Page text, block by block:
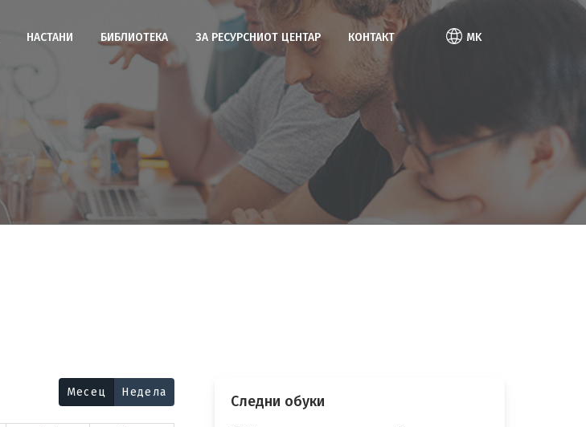
НАСТАНИ БИБЛИОТЕКА ЗА РЕСУРСНИОТ ЦЕНТАР КОНТАКТ MK
Месец Недела
Следни обуки